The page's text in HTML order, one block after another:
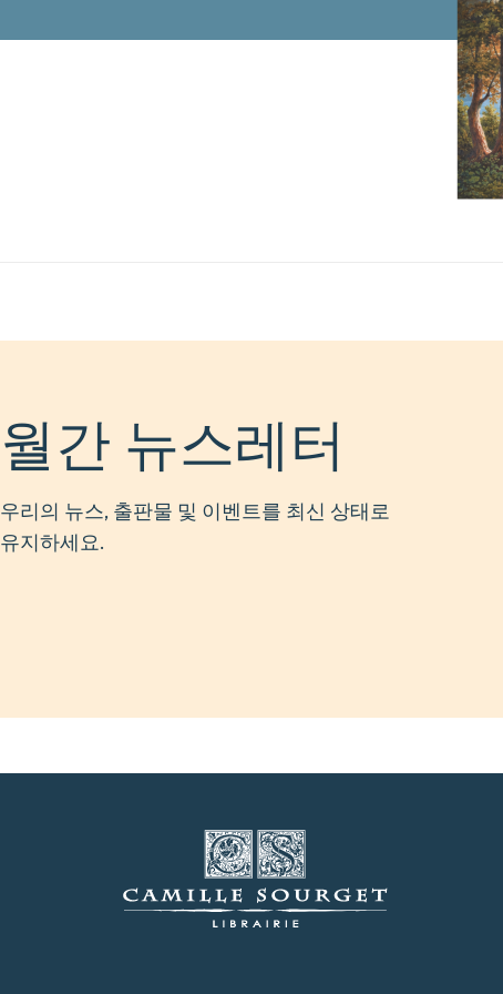
월간 뉴스레터
우리의 뉴스, 출판물 및 이벤트를 최신 상태로
유지하세요.